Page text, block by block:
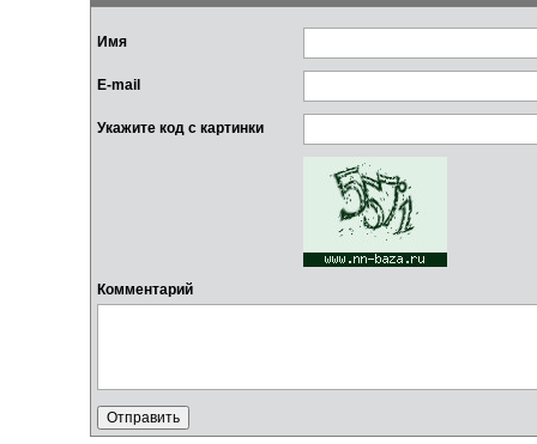
Имя
E-mail
Укажите код с картинки
Комментарий